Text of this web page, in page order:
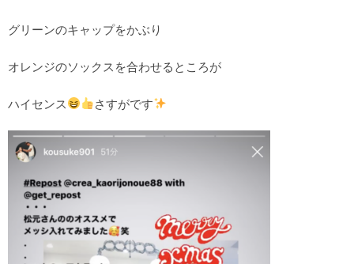
グリーンのキャップをかぶり
オレンジのソックスを合わせるところが
ハイセンス さすがです